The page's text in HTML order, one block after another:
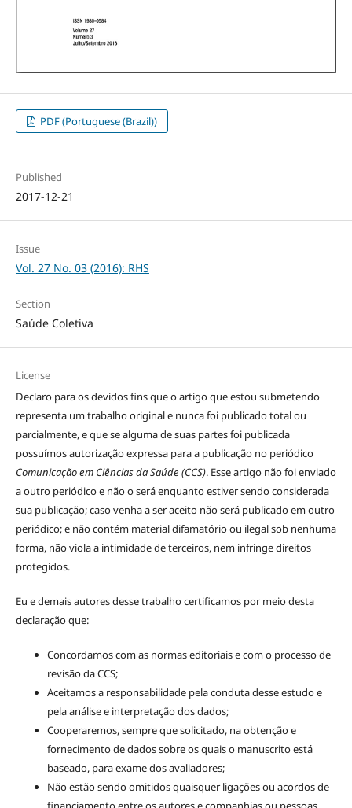
PDF (Portuguese (Brazil))
Published
2017-12-21
Issue
Vol. 27 No. 03 (2016): RHS
Section
Saúde Coletiva
License
Declaro para os devidos fins que o artigo que estou submetendo
representa um trabalho original e nunca foi publicado total ou
parcialmente, e que se alguma de suas partes foi publicada
possuímos autorização expressa para a publicação no periódico
Comunicação em Ciências da Saúde (CCS). Esse artigo não foi enviado
a outro periódico e não o será enquanto estiver sendo considerada
sua publicação; caso venha a ser aceito não será publicado em outro
periódico; e não contém material difamatório ou ilegal sob nenhuma
forma, não viola a intimidade de terceiros, nem infringe direitos
protegidos.
Eu e demais autores desse trabalho certificamos por meio desta
declaração que:
Concordamos com as normas editoriais e com o processo de
revisão da CCS;
Aceitamos a responsabilidade pela conduta desse estudo e
pela análise e interpretação dos dados;
Cooperaremos, sempre que solicitado, na obtenção e
fornecimento de dados sobre os quais o manuscrito está
baseado, para exame dos avaliadores;
Não estão sendo omitidos quaisquer ligações ou acordos de